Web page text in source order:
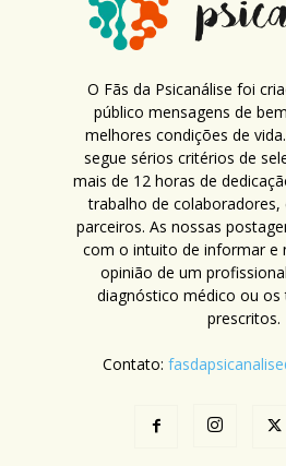
O Fãs da Psicanálise foi
público mensagens de
melhores condições de
segue sérios critérios de
mais de 12 horas de
trabalho de colaboradores,
parceiros. As nossas
com o intuito de informar e
opinião de um
diagnóstico médico ou
prescritos.
Contato: